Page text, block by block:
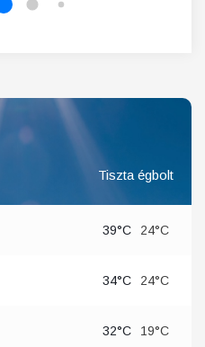
Tiszta égbolt
39°C 24°C
34°C 24°C
32°C 19°C